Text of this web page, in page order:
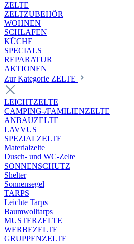
ZELTE
ZELTZUBEHÖR
WOHNEN
SCHLAFEN
KÜCHE
SPECIALS
REPARATUR
AKTIONEN
Zur Kategorie ZELTE
LEICHTZELTE
CAMPING-/FAMILIENZELTE
ANBAUZELTE
LAVVUS
SPEZIALZELTE
Materialzelte
Dusch- und WC-Zelte
SONNENSCHUTZ
Shelter
Sonnensegel
TARPS
Leichte Tarps
Baumwolltarps
MUSTERZELTE
WERBEZELTE
GRUPPENZELTE